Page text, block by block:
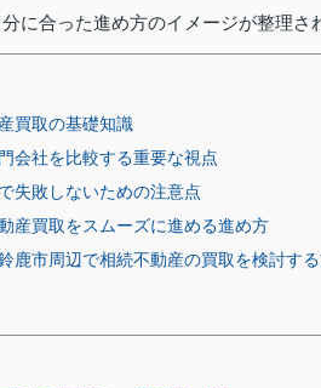
に合った進め方のイメージが整理さ
買取の基礎知識
会社を比較する重要な視点
失敗しないための注意点
産買取をスムーズに進める進め方
鹿市周辺で相続不動産の買取を検討す